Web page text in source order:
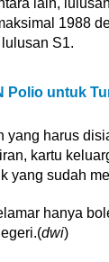
lain,
1988
S1.
Polio untuk
yang harus
kartu
yang sudah
hanya
dwi)